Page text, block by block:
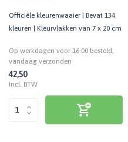
Officiële kleurenwaaier | Bevat 134
kleuren | Kleurvlakken van 7 x 20 cm
Op werkdagen voor 16:00 besteld,
vandaag verzonden
42,50
Incl. BTW